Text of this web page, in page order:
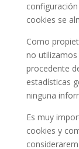
cookies se
Como
no
procedente
estadísticas
ninguna
Es muy
cookies y